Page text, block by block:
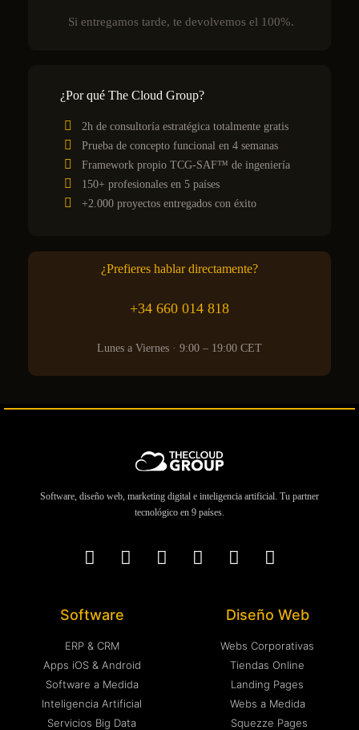
Si entregamos tarde, te devolvemos el 100%.
¿Por qué The Cloud Group?
2h de consultoría estratégica totalmente gratis
Prueba de concepto funcional en 4 semanas
Framework propio TCG-SAF™ de ingeniería
150+ profesionales en 5 países
+2.000 proyectos entregados con éxito
¿Prefieres hablar directamente?
+34 660 014 818
Lunes a Viernes · 9:00 – 19:00 CET
Software, diseño web, marketing digital e inteligencia artificial. Tu partner
tecnológico en 9 países.
Software
ERP & CRM
Apps iOS & Android
Software a Medida
Inteligencia Artificial
Servicios Big Data
Diseño Web
Webs Corporativas
Tiendas Online
Landing Pages
Webs a Medida
Squezze Pages